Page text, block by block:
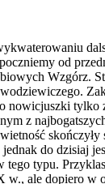
od
Wzgórz.
nowicjuszki tylko
z
skończyły
do dzisiaj
tego typu.
w., ale dopiero w